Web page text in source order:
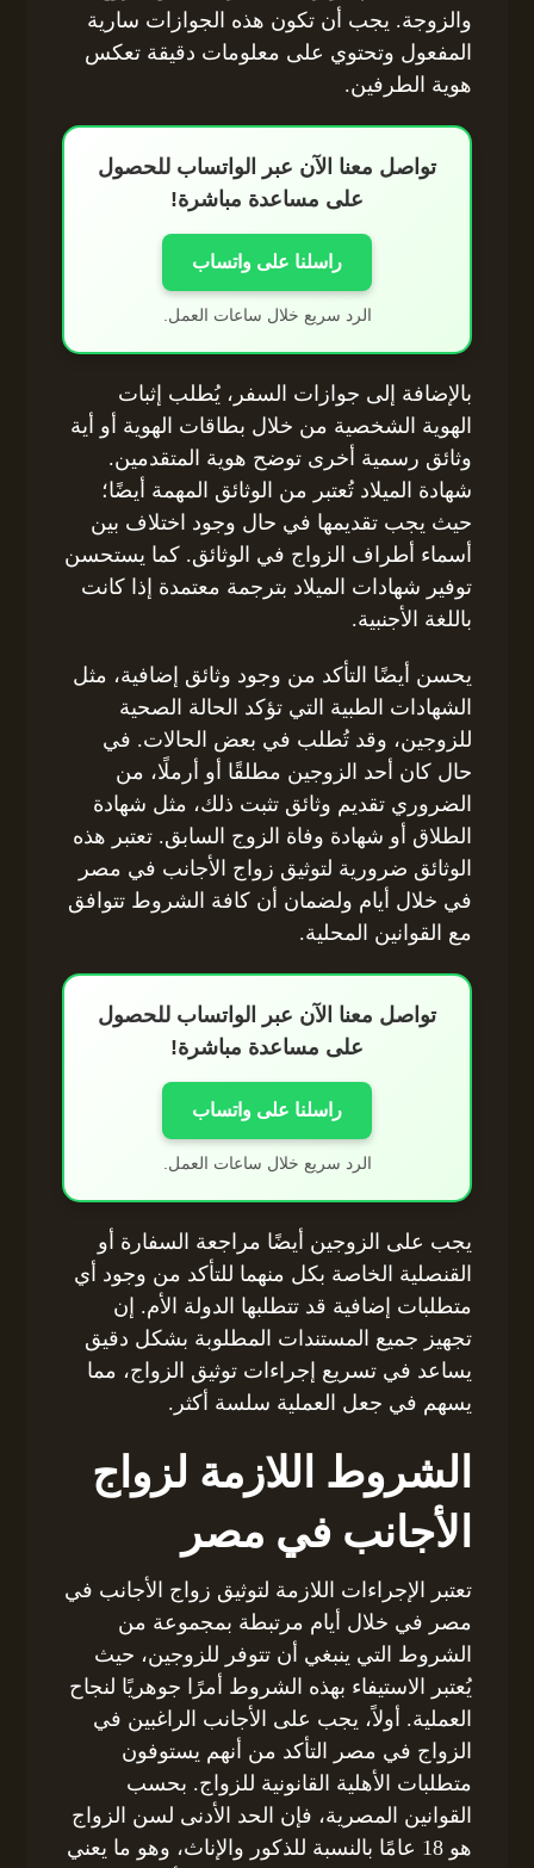
والزوجة. يجب أن تكون هذه الجوازات سارية
المفعول وتحتوي على معلومات دقيقة تعكس
هوية الطرفين.
تواصل معنا الآن عبر الواتساب للحصول
على مساعدة مباشرة!
راسلنا على واتساب
الرد سريع خلال ساعات العمل.
بالإضافة إلى جوازات السفر، يُطلب إثبات
الهوية الشخصية من خلال بطاقات الهوية أو أية
وثائق رسمية أخرى توضح هوية المتقدمين.
شهادة الميلاد تُعتبر من الوثائق المهمة أيضًا؛
حيث يجب تقديمها في حال وجود اختلاف بين
أسماء أطراف الزواج في الوثائق. كما يستحسن
توفير شهادات الميلاد بترجمة معتمدة إذا كانت
باللغة الأجنبية.
يحسن أيضًا التأكد من وجود وثائق إضافية، مثل
الشهادات الطبية التي تؤكد الحالة الصحية
للزوجين، وقد تُطلب في بعض الحالات. في
حال كان أحد الزوجين مطلقًا أو أرملًا، من
الضروري تقديم وثائق تثبت ذلك، مثل شهادة
الطلاق أو شهادة وفاة الزوج السابق. تعتبر هذه
الوثائق ضرورية لتوثيق زواج الأجانب في مصر
في خلال أيام ولضمان أن كافة الشروط تتوافق
مع القوانين المحلية.
تواصل معنا الآن عبر الواتساب للحصول
على مساعدة مباشرة!
راسلنا على واتساب
الرد سريع خلال ساعات العمل.
يجب على الزوجين أيضًا مراجعة السفارة أو
القنصلية الخاصة بكل منهما للتأكد من وجود أي
متطلبات إضافية قد تتطلبها الدولة الأم. إن
تجهيز جميع المستندات المطلوبة بشكل دقيق
يساعد في تسريع إجراءات توثيق الزواج، مما
يسهم في جعل العملية سلسة أكثر.
الشروط اللازمة لزواج
الأجانب في مصر
تعتبر الإجراءات اللازمة لتوثيق زواج الأجانب في
مصر في خلال أيام مرتبطة بمجموعة من
الشروط التي ينبغي أن تتوفر للزوجين، حيث
يُعتبر الاستيفاء بهذه الشروط أمرًا جوهريًا لنجاح
العملية. أولاً، يجب على الأجانب الراغبين في
الزواج في مصر التأكد من أنهم يستوفون
متطلبات الأهلية القانونية للزواج. بحسب
القوانين المصرية، فإن الحد الأدنى لسن الزواج
هو 18 عامًا بالنسبة للذكور والإناث، وهو ما يعني